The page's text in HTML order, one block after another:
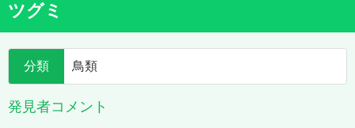
ツグミ
分類 鳥類
発見者コメント